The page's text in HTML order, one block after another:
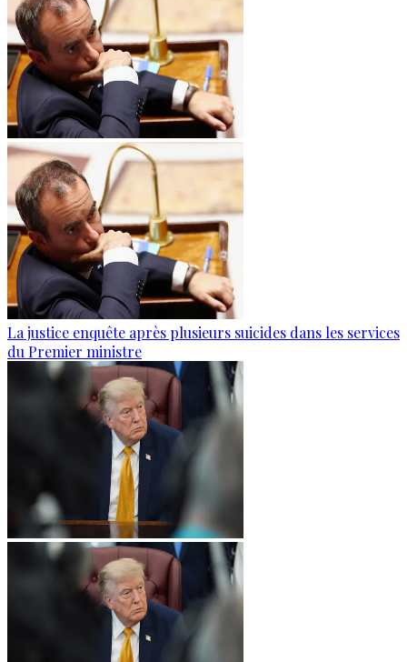
La justice enquête après plusieurs suicides dans les services
du Premier ministre